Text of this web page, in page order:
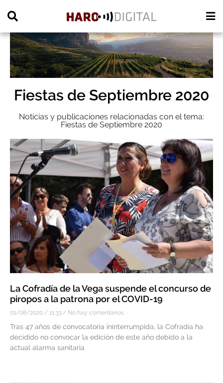
Fiestas de Septiembre 2020
Noticias y publicaciones relacionadas con el tema:
Fiestas de Septiembre 2020
La Cofradía de la Vega suspende el concurso de
piropos a la patrona por el COVID-19
01/08/2020 11:33 No hay comentarios
Tras 47 años de convocatoria ininterrumpida, la Cofradía ha
decidido no convocar la edición de este año debido a la
actual alarma sanitaria